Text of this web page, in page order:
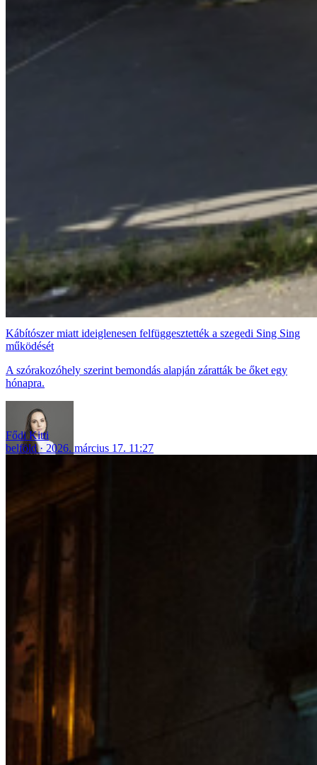
Kábítószer miatt ideiglenesen felfüggesztették a szegedi Sing Sing
működését
A szórakozóhely szerint bemondás alapján záratták be őket egy
hónapra.
Fődi Kitti
belföld
2026. március 17. 11:27